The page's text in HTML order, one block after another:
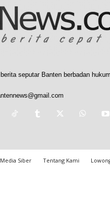
seputar Banten berbadan
Siber Tentang Kami